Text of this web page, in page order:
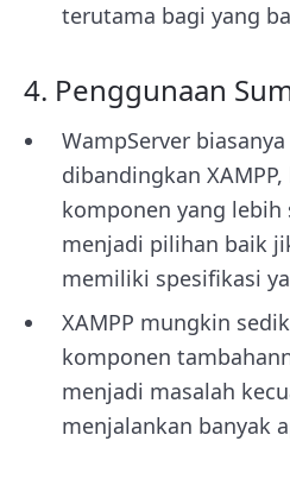
terutama bagi yang
4. Penggunaan
WampServer
dibandingkan
komponen yang
menjadi pilihan baik
memiliki spesifikasi
XAMPP mungkin
komponen
menjadi masalah
menjalankan banyak